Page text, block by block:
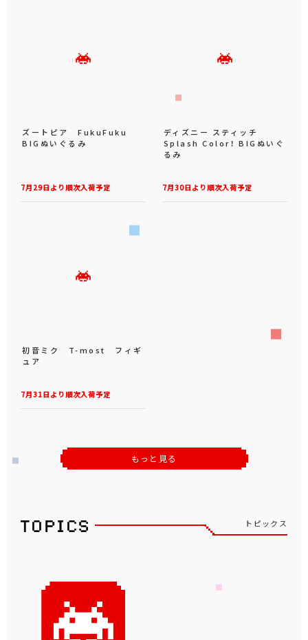
7月29日より順次入荷予定
ズートピア FukuFuku
BIGぬいぐるみ
7月30日より順次入荷予定
ディズニー スティッチ
Splash Color！ BIGぬいぐ
るみ
7月31日より順次入荷予定
初音ミク T-most フィギ
ュア
もっと見る
トピックス